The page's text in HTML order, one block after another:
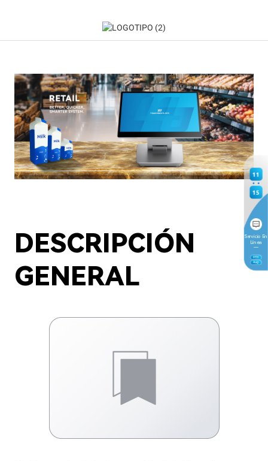
DESCRIPCIÓN
GENERAL
11
15
Servicio En
Línea
9TH
Aug